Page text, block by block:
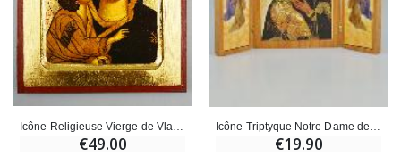
€49.00 €19.90